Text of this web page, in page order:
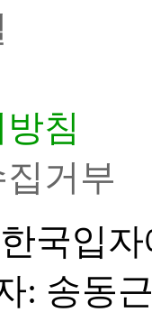
침
거부
국입
: 송동